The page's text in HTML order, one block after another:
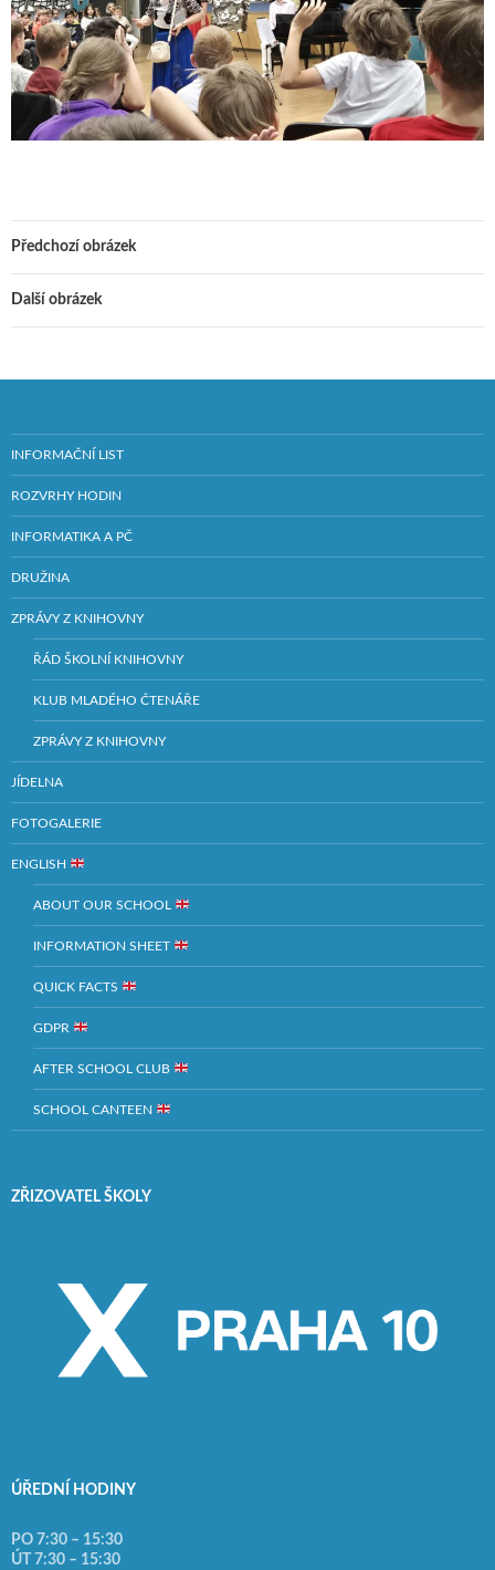
Předchozí obrázek
Další obrázek
INFORMAČNÍ LIST
ROZVRHY HODIN
INFORMATIKA A PČ
DRUŽINA
ZPRÁVY Z KNIHOVNY
ŘÁD ŠKOLNÍ KNIHOVNY
KLUB MLADÉHO ČTENÁŘE
ZPRÁVY Z KNIHOVNY
JÍDELNA
FOTOGALERIE
ENGLISH
ABOUT OUR SCHOOL
INFORMATION SHEET
QUICK FACTS
GDPR
AFTER SCHOOL CLUB
SCHOOL CANTEEN
ZŘIZOVATEL ŠKOLY
ÚŘEDNÍ HODINY
PO 7:30 – 15:30
ÚT 7:30 – 15:30